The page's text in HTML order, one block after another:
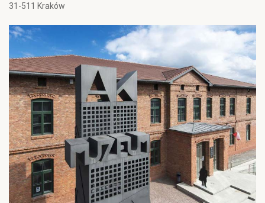
31-511 Kraków